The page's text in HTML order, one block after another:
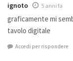
ignoto 5 anni fa
graficamente mi
tavolo digitale
Accedi per rispondere